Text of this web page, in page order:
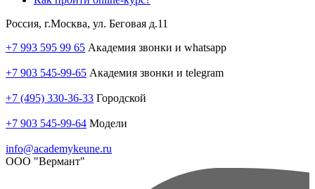
Россия, г.Москва, ул. Беговая д.11
+7 993 595 99 65 Академия звонки и whatsapp
+7 903 545-99-65 Академия звонки и telegram
+7 (495) 330-36-33 Городской
+7 903 545-99-64 Модели
info@academykeune.ru
ООО "Вермант"